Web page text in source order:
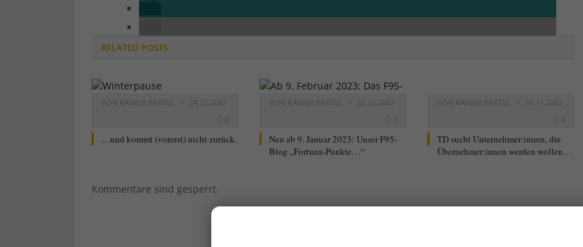
RELATED POSTS
VON RAINER BARTEL
24.12.2022
0
…und kommt (vorerst) nicht zurück.
VON RAINER BARTEL
22.12.2022
2
Neu ab 9. Januar 2023: Unser F95-
Blog „Fortuna-Punkte…“
VON RAINER BARTEL
01.11.2022
4
TD sucht Unternehmer:innen, die
Übernehmer:innen werden wollen…
Kommentare sind gesperrt.